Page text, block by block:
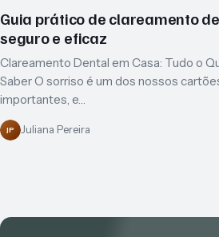
Guia prático de clareamento
seguro e eficaz
Clareamento Dental em Casa: Tudo o
Saber O sorriso é um dos nossos
importantes, e…
JP Juliana Pereira